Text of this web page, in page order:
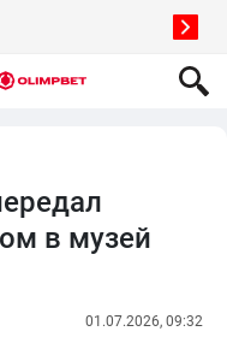
в музей
01.07.2026, 09:32